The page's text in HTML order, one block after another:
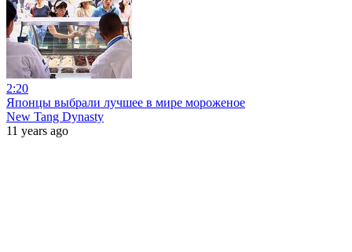
2:20
Японцы выбрали лучшее в мире мороженое
New Tang Dynasty
11 years ago